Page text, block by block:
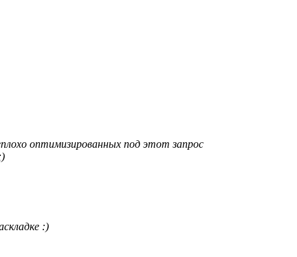
оптимизированных под этот запрос
:)